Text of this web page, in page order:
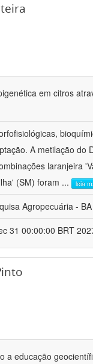
em citros
A metilação do
laranjeira
(SM) foram ... leia
Agropecuária -
31 00:00:00 BRT
a educação